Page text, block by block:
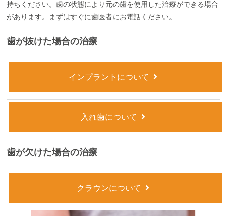
持ちください。歯の状態により元の歯を使用した治療ができる場合
があります。まずはすぐに歯医者にお電話ください。
歯が抜けた場合の治療
インプラントについて
入れ歯について
歯が欠けた場合の治療
クラウンについて